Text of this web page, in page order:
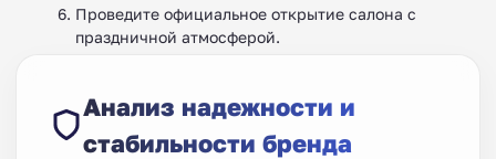
Проведите официальное открытие салона с
праздничной атмосферой.
Анализ надежности и
стабильности бренда